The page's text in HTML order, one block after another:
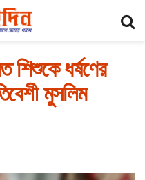
শিশুকে ধর্ষণের
মুসলিম